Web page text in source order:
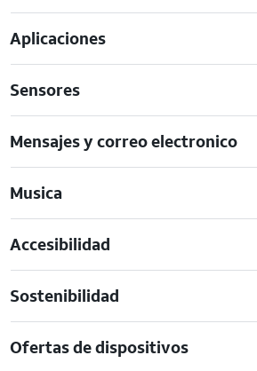
Aplicaciones
Sensores
Mensajes y correo electronico
Musica
Accesibilidad
Sostenibilidad
Ofertas de dispositivos